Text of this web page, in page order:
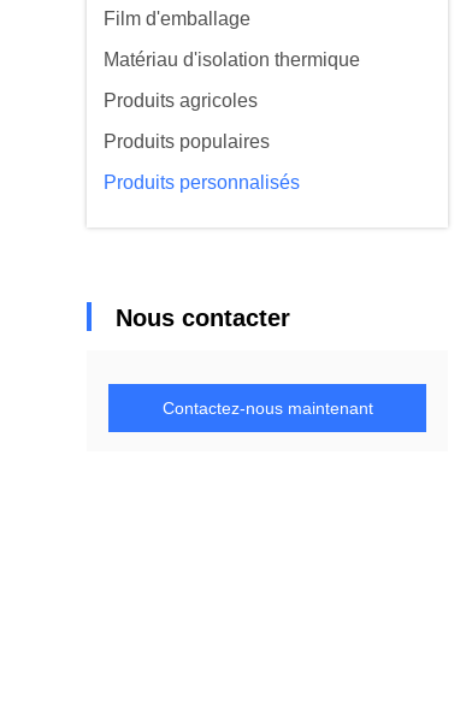
Film d'emballage
Matériau d'isolation thermique
Produits agricoles
Produits populaires
Produits personnalisés
Nous contacter
Contactez-nous maintenant